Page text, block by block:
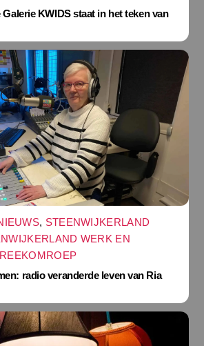
KWIDS staat in het teken van
, STEENWIJKERLAND
WERK EN
radio veranderde leven van Ria